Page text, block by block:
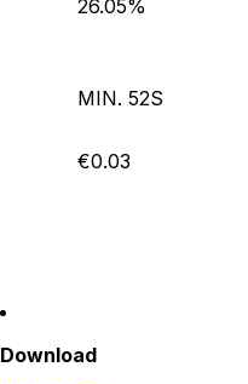
26.05%
MIN. 52S
€0.03
Download